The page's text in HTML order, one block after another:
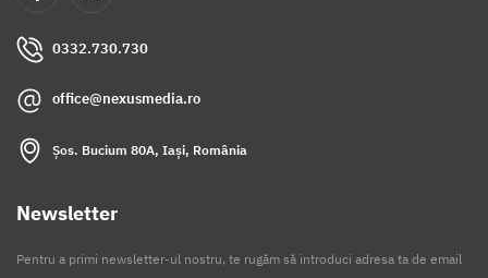
0332.730.730
office@nexusmedia.ro
Șos. Bucium 80A, Iași, România
Newsletter
Pentru a primi newsletter-ul nostru, te rugăm să introduci adresa ta de email